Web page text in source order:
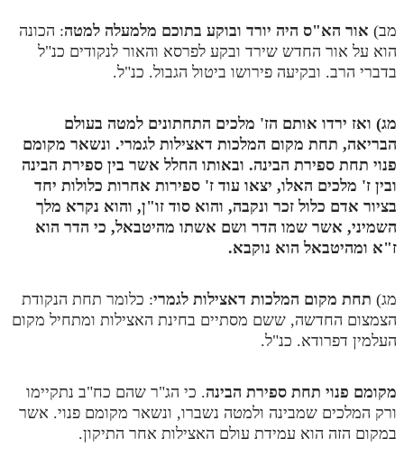
מב) אור הא"ס היה יורד ובוקע בתוכם מלמעלה למטה: הכונה
הוא על אור החדש שירד ובקע לפרסא והאור לנקודים כנ"ל
בדברי הרב. ובקיעה פירושו ביטול הגבול. כנ"ל.
מג) ואז ירדו אותם הז' מלכים התחתונים למטה בעולם
הבריאה, תחת מקום המלכות דאצילות לגמרי. ונשאר מקומם
פנוי תחת ספירת הבינה. ובאותו החלל אשר בין ספירת הבינה
ובין ז' מלכים האלו, יצאו עוד ז' ספירות אחרות כלולות יחד
בציור אדם כלול זכר ונקבה, והוא סוד זו"ן, והוא נקרא מלך
השמיני, אשר שמו הדר ושם אשתו מהיטבאל, כי הדר הוא
ז"א ומהיטבאל הוא נוקבא.
מג) תחת מקום המלכות דאצילות לגמרי: כלומר תחת הנקודת
הצמצום החדשה, ששם מסתיים בחינת האצילות ומתחיל מקום
העלמין דפרודא. כנ"ל.
מקומם פנוי תחת ספירת הבינה. כי הג"ר שהם כח"ב נתקיימו
ורק המלכים שמבינה ולמטה נשברו, ונשאר מקומם פנוי. אשר
במקום הזה הוא עמידת עולם האצילות אחר התיקון.